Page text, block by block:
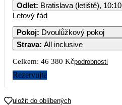
Odlet: Bratislava (letiště), 10:10
Letový řád
Pokoj: Dvoulůžkový pokoj
Strava: All inclusive
Celkem: 46 380 Kčpodrobnosti
Rezervujte
uložit do oblíbených